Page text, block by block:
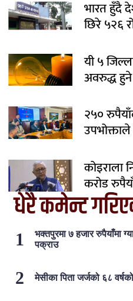
भारत हुँदै
छिरे ५२६
यी ५
अवरुद्ध हुने
२५०
कोइराला
करोड
धेरै कमेन्ट
भक्तपुरमा ७ हजार रुपैयाँमा
पक्राउ
मेसीका पिता जर्जको ६८